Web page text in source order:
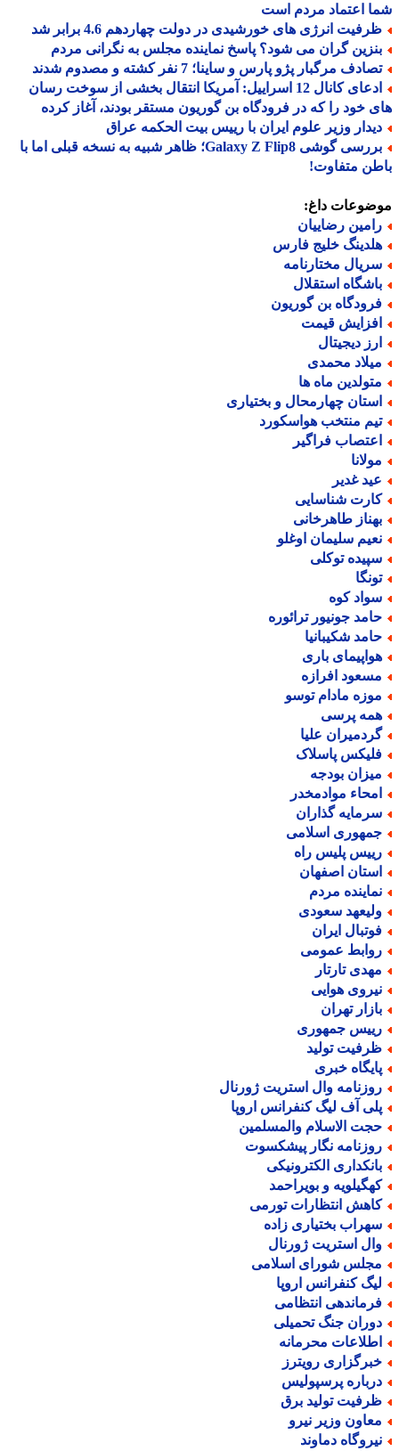
اعتماد مردم است
انرژی های خورشیدی در دولت چهاردهم 4.6 برابر شد
گران می شود؟ پاسخ نماینده مجلس به نگرانی مردم
مرگبار پژو پارس و ساینا؛ 7 نفر کشته و مصدوم شدند
ادعای کانال 12 اسراییل: آمریکا انتقال بخشی از سوخت رسان
خود را که در فرودگاه بن گوریون مستقر بودند، آغاز کرده
وزیر علوم ایران با رییس بیت الحکمه عراق
بررسی گوشی Galaxy Z Flip8؛ ظاهر شبیه به نسخه قبلی اما با
متفاوت!
داغ:
رضاییان
خلیج فارس
مختارنامه
استقلال
بن گوریون
قیمت
دیجیتال
محمدی
ماه ها
چهارمحال و بختیاری
منتخب هواسکورد
فراگیر
غدیر
شناسایی
طاهرخانی
سلیمان اوغلو
توکلی
کوه
جونیور ترائوره
شکیبانیا
باری
افرازه
مادام توسو
پرسی
علیا
پاسلاک
بودجه
موادمخدر
گذاران
اسلامی
پلیس راه
اصفهان
مردم
سعودی
ایران
عمومی
تارتار
هوایی
تهران
جمهوری
تولید
خبری
وال استریت ژورنال
آف لیگ کنفرانس اروپا
الاسلام والمسلمین
نگار پیشکسوت
الکترونیکی
و بویراحمد
انتظارات تورمی
بختیاری زاده
استریت ژورنال
شورای اسلامی
کنفرانس اروپا
انتظامی
جنگ تحمیلی
محرمانه
رویترز
پرسپولیس
تولید برق
وزیر نیرو
دماوند